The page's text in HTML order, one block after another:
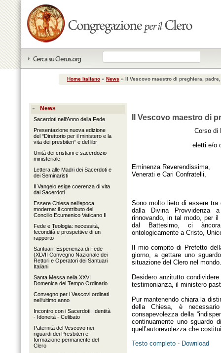
Home Italiano » News » Il Vescovo maestro di preghiera,
News
Sacerdoti nell‘Anno della Fede
Presentazione nuova edizione
del ‘‘Direttorio per il ministero e la
vita dei presbiteri‘‘ e del libr
Unità dei cristiani e sacerdozio
ministeriale
Lettera alle Madri dei Sacerdoti e
dei Seminaristi
Il Vangelo esige coerenza di vita
dai Sacerdoti
Essere Chiesa nell‘epoca
moderna: il contributo del
Concilio Ecumenico Vaticano II
Fede e Teologia: necessità,
fecondità e prospettive di un
rapporto
Santuari: Esperienza di Fede
(XLVII Convegno Nazionale dei
Rettori e Operatori dei Santuari
Italiani
Santa Messa nella XXVI
Domenica del Tempo Ordinario
Convegno per i Vescovi ordinati
nell‘ultimo anno
Incontro con i Sacerdoti: Identità
- Idoneità - Celibato
Paternità del Vescovo nei
riguardi dei Presbiteri e
formazione permanente del
Clero
Il Vescovo maestro di
Corso di
eletti e/o
Eminenza Reverendissima,
Venerati e Cari Confratelli,
Sono molto lieto di essere tra
dalla Divina Provvidenza
rinnovando, in tal modo, per
dal Battesimo, ci àncora
ontologicamente a Cristo,
Il mio compito di Prefetto
giorno, a gettare uno
situazione del Clero nel mondo.
Desidero anzitutto
testimonianza, il ministero
Pur mantenendo chiara la
della Chiesa, è
consapevolezza della
continuamente uno sguardo
quell’autorevolezza che
Testo completo - Download